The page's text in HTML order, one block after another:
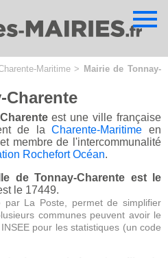
Maritime> Mairie de Tonnay-
Charente
est une ville française
de laCharente-Maritime en
membre de l'intercommunalité
Rochefort Océan.
de Tonnay-Charente est le
le 17449.
La Poste, permet de simplifier
communes peuvent avoir le
pour les statistiques (un code